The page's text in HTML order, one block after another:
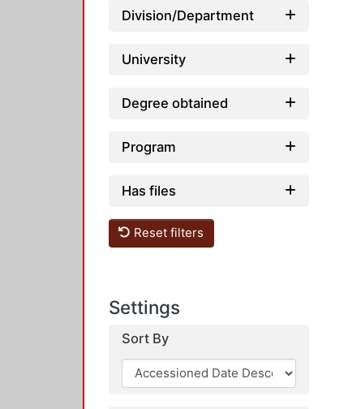
Division/Department
University
Degree obtained
Program
Has files
Reset filters
Settings
Sort By